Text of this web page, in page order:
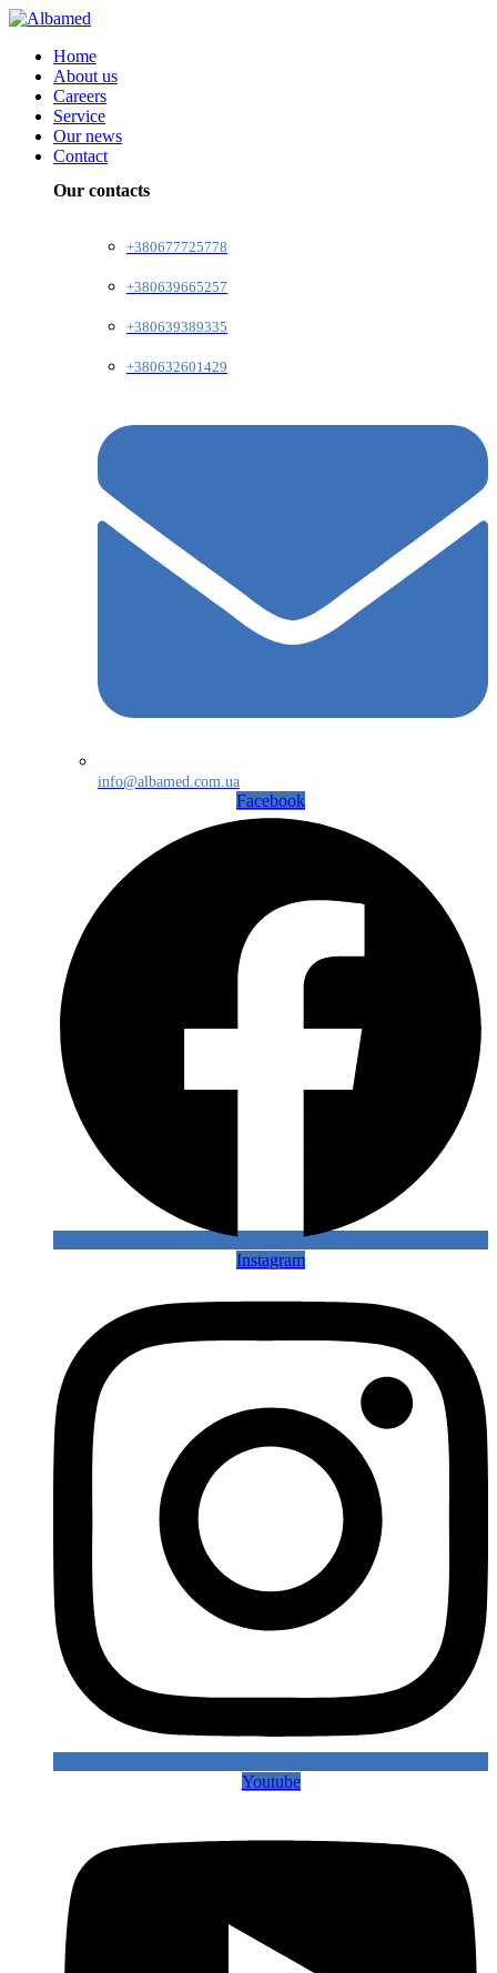
Home
About us
Careers
Service
Our news
Contact
Our contacts
+380677725778
+380639665257
+380639389335
+380632601429
info@albamed.com.ua
Facebook
Instagram
Youtube